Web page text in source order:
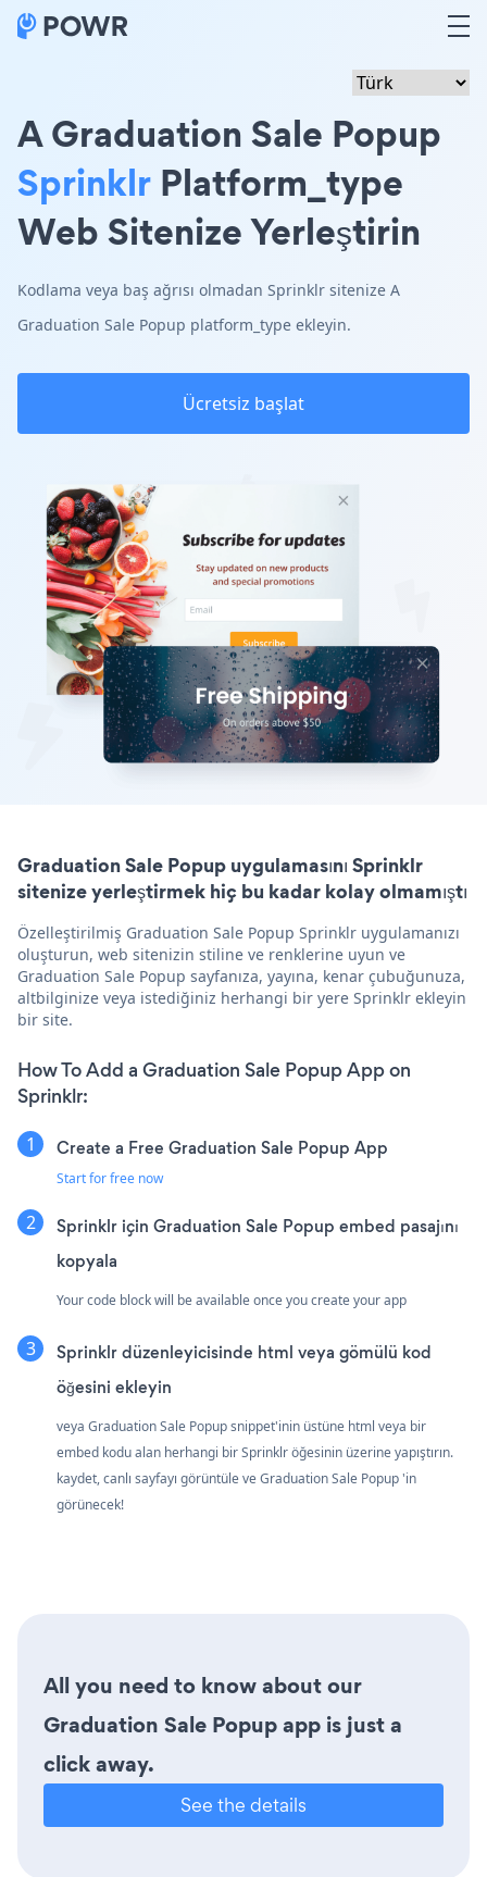
A Graduation Sale Popup
Sprinklr Platform_type
Web Sitenize Yerleştirin
Kodlama veya baş ağrısı olmadan Sprinklr sitenize A
Graduation Sale Popup platform_type ekleyin.
Ücretsiz başlat
Graduation Sale Popup uygulamasını Sprinklr
sitenize yerleştirmek hiç bu kadar kolay olmamıştı
Özelleştirilmiş Graduation Sale Popup Sprinklr uygulamanızı
oluşturun, web sitenizin stiline ve renklerine uyun ve
Graduation Sale Popup sayfanıza, yayına, kenar çubuğunuza,
altbilginize veya istediğiniz herhangi bir yere Sprinklr ekleyin
bir site.
How To Add a Graduation Sale Popup App on
Sprinklr:
Create a Free Graduation Sale Popup App
Start for free now
Sprinklr için Graduation Sale Popup embed pasajını
kopyala
Your code block will be available once you create your app
Sprinklr düzenleyicisinde html veya gömülü kod
öğesini ekleyin
veya Graduation Sale Popup snippet'inin üstüne html veya bir
embed kodu alan herhangi bir Sprinklr öğesinin üzerine yapıştırın.
kaydet, canlı sayfayı görüntüle ve Graduation Sale Popup 'in
görünecek!
All you need to know about our
Graduation Sale Popup app is just a
click away.
See the details